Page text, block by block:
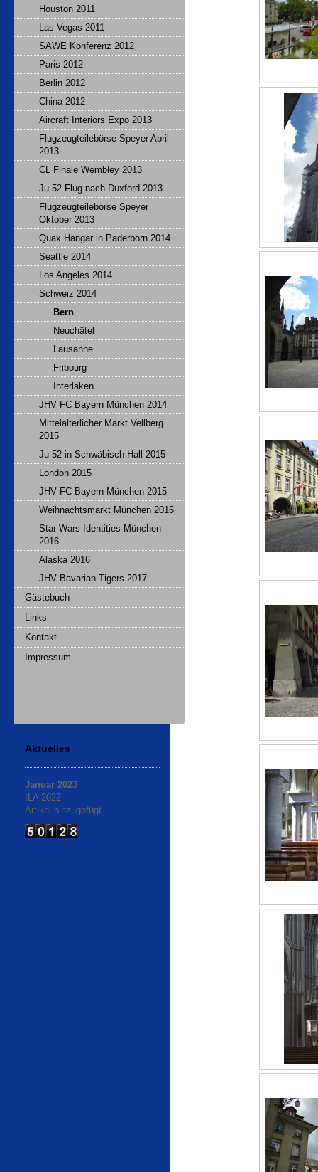
Houston 2011
Las Vegas 2011
SAWE Konferenz 2012
Paris 2012
Berlin 2012
China 2012
Aircraft Interiors Expo 2013
Flugzeugteilebörse Speyer April
2013
CL Finale Wembley 2013
Ju-52 Flug nach Duxford 2013
Flugzeugteilebörse Speyer
Oktober 2013
Quax Hangar in Paderborn 2014
Seattle 2014
Los Angeles 2014
Schweiz 2014
Bern
Neuchâtel
Lausanne
Fribourg
Interlaken
JHV FC Bayern München 2014
Mittelalterlicher Markt Vellberg
2015
Ju-52 in Schwäbisch Hall 2015
London 2015
JHV FC Bayern München 2015
Weihnachtsmarkt München 2015
Star Wars Identities München
2016
Alaska 2016
JHV Bavarian Tigers 2017
Gästebuch
Links
Kontakt
Impressum
Aktuelles
Januar 2023
ILA 2022
Artikel hinzugefügt